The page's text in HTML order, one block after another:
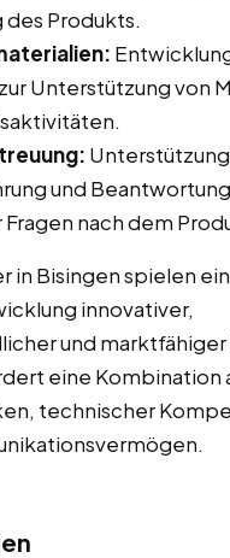
Produkts.
Unterstützung von
und Beantwortung
nach dem
in Bisingen spielen
innovativer,
und
eine Kombination
technischer